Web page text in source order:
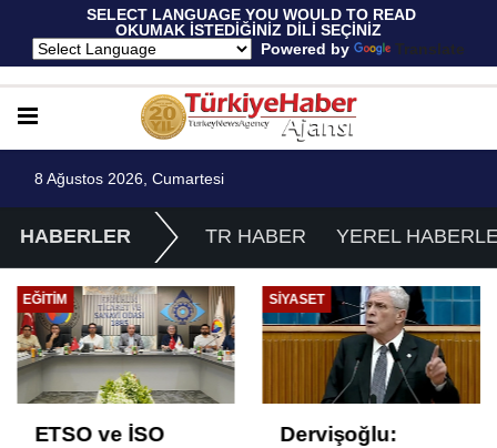
SELECT LANGUAGE YOU WOULD TO READ
OKUMAK İSTEDİĞİNİZ DİLİ SEÇİNİZ
Powered by
Translate
8 Ağustos 2026, Cumartesi
HABERLER TR HABER YEREL
EĞITIM
ETSO ve İSO
SIYASET
Dervişoğlu: